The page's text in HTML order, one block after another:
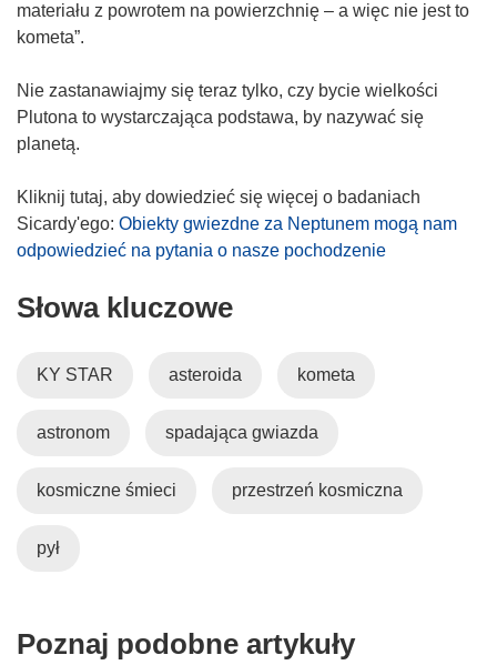
materiału z powrotem na powierzchnię – a więc nie jest to
kometa”.
Nie zastanawiajmy się teraz tylko, czy bycie wielkości
Plutona to wystarczająca podstawa, by nazywać się
planetą.
Kliknij tutaj, aby dowiedzieć się więcej o badaniach
Sicardy'ego: Obiekty gwiezdne za Neptunem mogą nam
odpowiedzieć na pytania o nasze pochodzenie
Słowa kluczowe
KY STAR asteroida kometa
astronom spadająca gwiazda
kosmiczne śmieci przestrzeń kosmiczna
pył
Poznaj podobne artykuły